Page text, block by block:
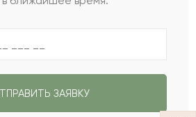
ВОПРОС
ЗАЯВКУ